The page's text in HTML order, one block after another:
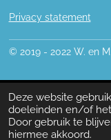
Deze website
doeleinden en/of
Door gebruik te
hiermee akkoord.
Privacy statement
© 2019 - 2022 W. en